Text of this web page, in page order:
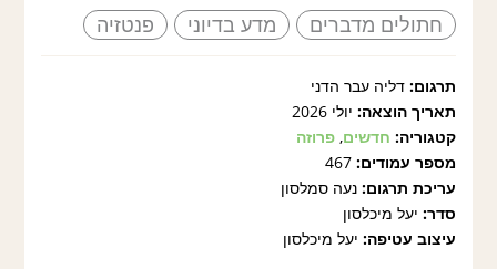
חתולים מדברים
מדע בדיוני פנטזיה
תרגום:דליה עבר הדני
תאריך הוצאה: יולי 2026
קטגוריה: חדשים,פרוזה
מספר עמודים:467
עריכת תרגום:נעה סמלסון
סדר: יעל מיכלסון
עיצוב עטיפה: יעל מיכלסון